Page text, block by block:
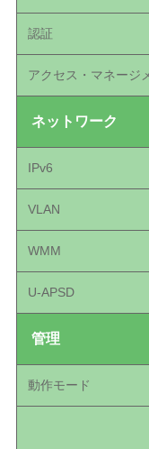
認証
アクセス・マネージ
ネットワーク
IPv6
VLAN
WMM
U-APSD
管理
動作モード